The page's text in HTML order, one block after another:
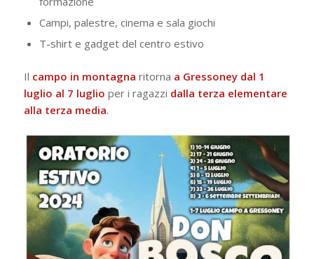
Campi, palestre, cinema e sala giochi
T-shirt e gadget del centro estivo
Il campo in montagna ritorna a Gressoney dal 1
luglio al 7 luglio per i ragazzi dalla terza elementare
alla terza media.